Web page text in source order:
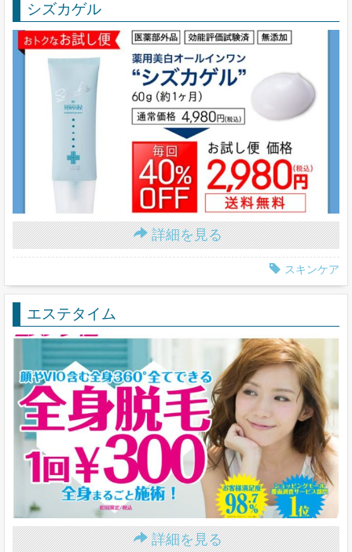
シズカゲル
詳細を見る
スキンケア
エステタイム
詳細を見る